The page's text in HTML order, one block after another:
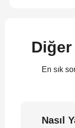
En sık
Nasıl